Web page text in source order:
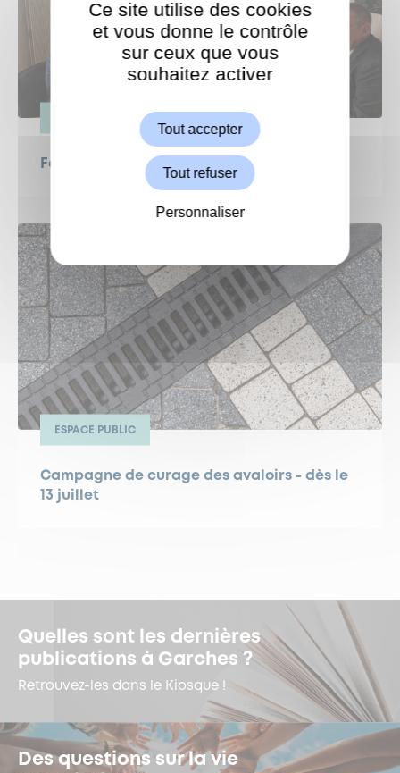
Fermeture de l’A13
ESPACE PUBLIC
Campagne de curage des avaloirs - dès le
13 juillet
Quelles sont les dernières
publications à Garches ?
Retrouvez-les dans le Kiosque !
Des questions sur la vie
ShareThis est désactivé.
Ce site utilise des cookies
et vous donne le contrôle
sur ceux que vous
souhaitez activer
Tout accepter
Tout refuser
Personnaliser